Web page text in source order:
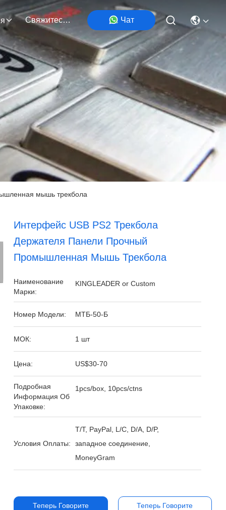
Свяжитесь С Нами Чат
мышь трекбола
Интерфейс USB PS2 Трекбола
Держателя Панели Прочный
Промышленная Мышь Трекбола
Наименование
Марки:
KINGLEADER or Custom
Номер Модели: МТБ-50-Б
МОК: 1 шт
Цена: US$30-70
Подробная
Информация Об
Упаковке:
1pcs/box, 10pcs/ctns
Условия Оплаты:
T/T, PayPal, L/C, D/A, D/P,
западное соединение,
MoneyGram
Теперь Говорите Теперь Говорите